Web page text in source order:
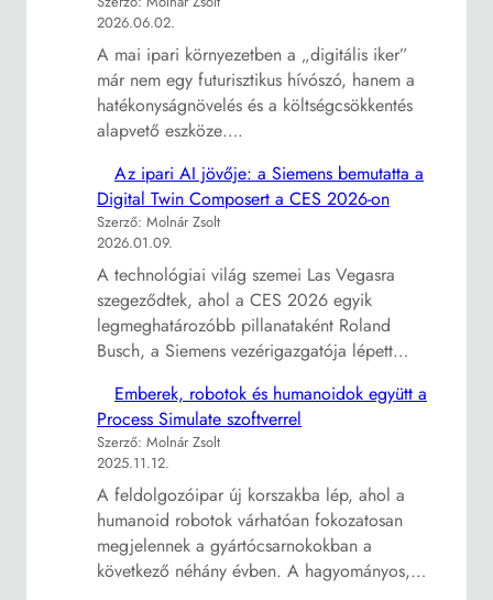
2026.06.02.
A mai ipari környezetben a „digitális iker”
már nem egy futurisztikus hívószó, hanem a
hatékonyságnövelés és a költségcsökkentés
alapvető eszköze….
Az ipari AI jövője: a Siemens bemutatta a
Digital Twin Composert a CES 2026-on
Szerző: Molnár Zsolt
2026.01.09.
A technológiai világ szemei Las Vegasra
szegeződtek, ahol a CES 2026 egyik
legmeghatározóbb pillanataként Roland
Busch, a Siemens vezérigazgatója lépett…
Emberek, robotok és humanoidok együtt a
Process Simulate szoftverrel
Szerző: Molnár Zsolt
2025.11.12.
A feldolgozóipar új korszakba lép, ahol a
humanoid robotok várhatóan fokozatosan
megjelennek a gyártócsarnokokban a
következő néhány évben. A hagyományos,…